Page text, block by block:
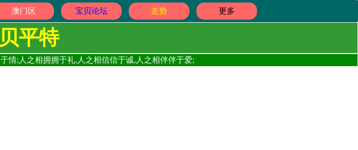
澳门区 宝贝论坛 走势 更多
平特
情;人之相拥拥于礼,人之相信信于诚,人之相伴伴于爱;